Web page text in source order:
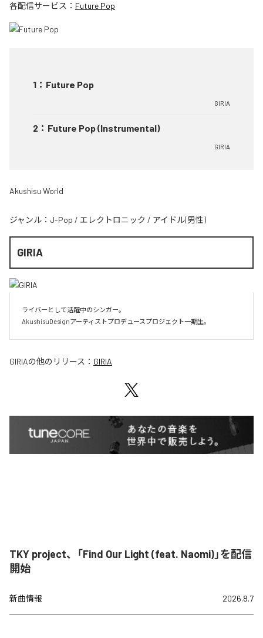
各配信サービス： Future Pop
1 ： Future Pop
GIRIA
2 ： Future Pop (Instrumental)
GIRIA
Akushisu World
ジャンル： J-Pop / エレクトロニック / アイドル(男性)
GIRIA
ライバーとして活躍中のシンガー。
AkushisuDesignアーティストプロデュースプロジェクト一期生。
GIRIAの他のリリース： GIRIA
TKY project、「Find Our Light (feat. Naomi)」を配信
開始
新曲情報 2026.8.7